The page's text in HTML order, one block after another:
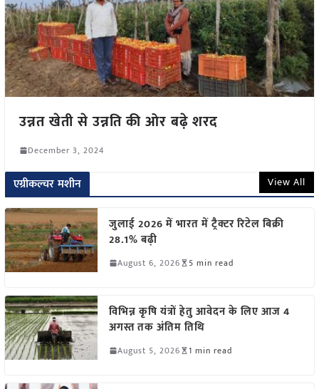
उन्नत खेती से उन्नति की ओर बढ़े शरद
December 3, 2024
एग्रीकल्चर मशीन View All
जुलाई 2026 में भारत में ट्रैक्टर रिटेल बिक्री
28.1% बढ़ी
August 6, 2026 5 min read
विभिन्न कृषि यंत्रों हेतु आवेदन के लिए आज 4
अगस्त तक अंतिम तिथि
August 5, 2026 1 min read